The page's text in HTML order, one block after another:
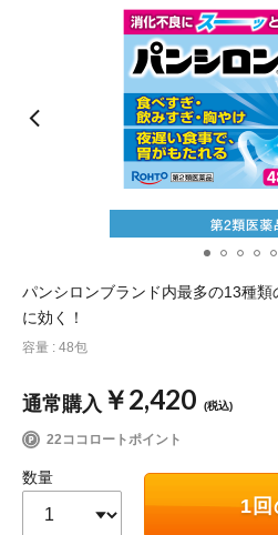
ブランドから探す
成分から探す
ポイント交換品 を見る
ログイン / 新規会
サプリメント・食品
∟ 美容サプリメント
お得にお買い物
おトクなロート定期便
読みもの
パンシロンブランド内最多の13種
に効く！
容量 : 48包
通常購入 ￥2,420 (税込)
22ココロートポイント
数量
1回